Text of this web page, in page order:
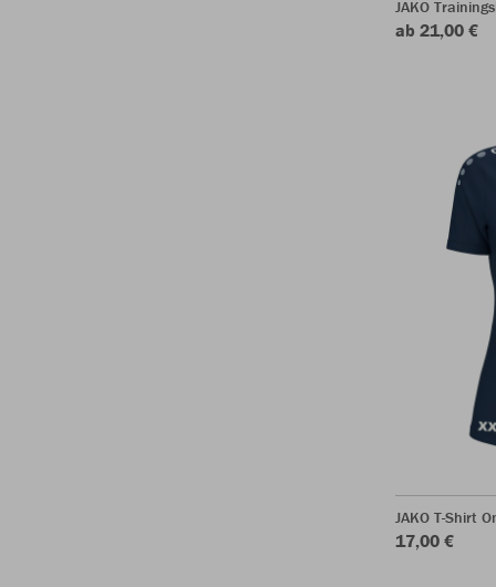
JAKO
ab 21,00 €
JAKO T-Shirt
17,00 €